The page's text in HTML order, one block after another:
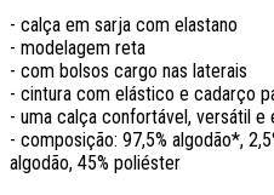
- calça em sarja com elastano
- modelagem reta
- com bolsos cargo nas laterais
- cintura com elástico e cadarço
- uma calça confortável, versátil e
- composição: 97,5% algodão*,
algodão, 45% poliéster